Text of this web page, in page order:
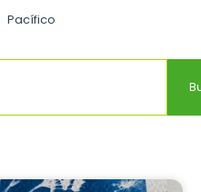
Pacífico